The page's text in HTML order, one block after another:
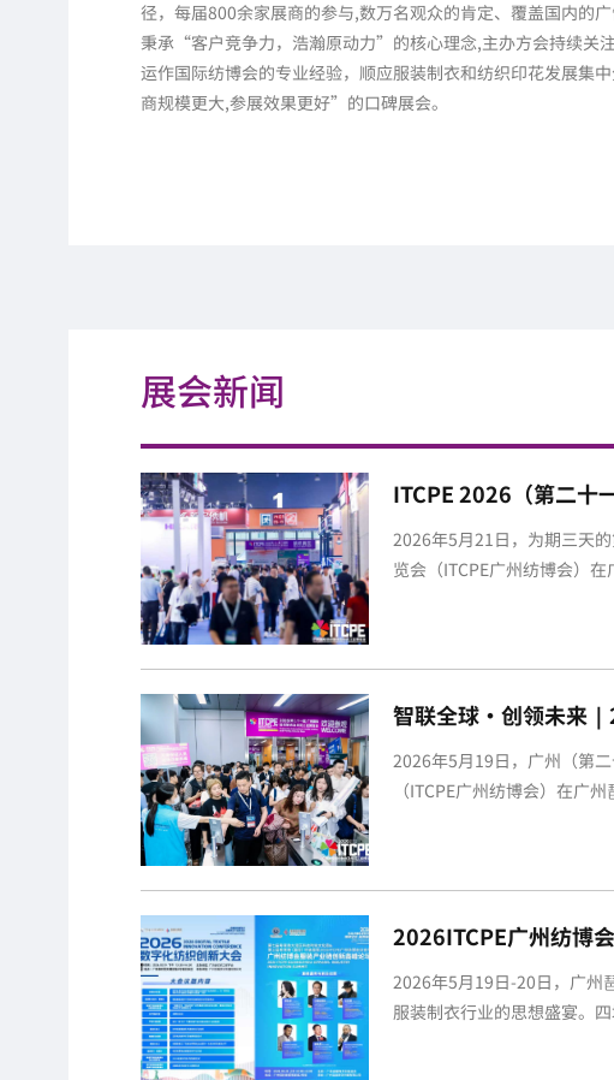
径，每届800余家展商的参与,数万名观众的肯定、覆盖国内的
秉承“客户竞争力，浩瀚原动力”的核心理念,主办方会持续关
运作国际纺博会的专业经验，顺应服装制衣和纺织印花发展集
商规模更大,参展效果更好”的口碑展会。
展会新闻
ITCPE 2026（第二十
2026年5月21日，为期三天
览会（ITCPE广州纺博会）
智联全球·创领未来
年度盛会！
2026年5月19日，广州（第
（ITCPE广州纺博会）在广
2026ITCPE广州纺博
未来
2026年5月19日-20日，广州
服装制衣行业的思想盛宴。